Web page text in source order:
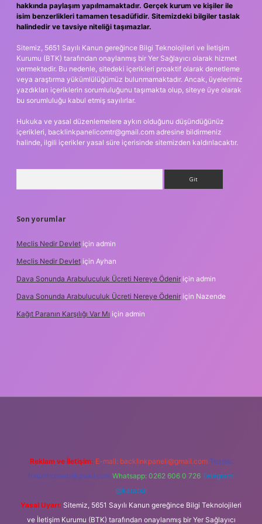
hakkında paylaşım yapılmamaktadır. Gerçek kurum ve kişiler ile
isim benzerlikleri tamamen tesadüfidir. Sitemizdeki bilgiler taslak
halindedir ve tavsiye niteliği taşımazlar.
Sitemiz, 5651 Sayılı Kanun gereğince Bilgi Teknolojileri ve İletişim
Kurumu (BTK) tarafından onaylanmış bir Yer Sağlayıcı olarak hizmet
vermektedir. Bu nedenle, sitedeki içerikleri proaktif olarak denetleme
veya araştırma yükümlülüğümüz bulunmamaktadır. Ancak, üyelerimiz
yazdıkları içeriklerin sorumluluğunu taşımakta olup, siteye üye olarak
bu sorumluluğu kabul etmiş sayılırlar.
Hukuka ve yasal düzenlemelere aykırı olduğunu düşündüğünüz
içerikleri, backlinkpanelicomtr@gmail.com adresine bildirmeniz
halinde, ilgili içerikler yasal süre içerisinde sitemizden kaldırılacaktır.
Son yorumlar
Meclis Nedir Devlet için admin
Meclis Nedir Devlet için Ayhan
Dava Sonunda Arabuluculuk Ücreti Nereye Ödenir için admin
Dava Sonunda Arabuluculuk Ücreti Nereye Ödenir için Nazende
Kağıt Paranın Karşılığı Var Mı için admin
Reklam ve İletişim: E-mail: backlinkpaneli@gmail.com Teams:
forumhizmeti@gmail.com Whatsapp: 0262 606 0 726 Telegram:
@karabul
Yasal Uyarı: Sitemiz, 5651 Sayılı Kanun gereğince Bilgi Teknolojileri
ve İletişim Kurumu (BTK) tarafından onaylanmış bir Yer Sağlayıcı